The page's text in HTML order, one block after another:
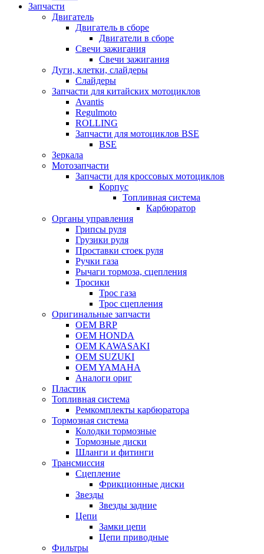
Запчасти
Двигатель
Двигатель в сборе
Двигатели в сборе
Свечи зажигания
Свечи зажигания
Дуги, клетки, слайдеры
Слайдеры
Запчасти для китайских мотоциклов
Avantis
Regulmoto
ROLLING
Запчасти для мотоциклов BSE
BSE
Зеркала
Мотозапчасти
Запчасти для кроссовых мотоциклов
Корпус
Топливная система
Карбюратор
Органы управления
Грипсы руля
Грузики руля
Проставки стоек руля
Ручки газа
Рычаги тормоза, сцепления
Тросики
Трос газа
Трос сцепления
Оригинальные запчасти
OEM BRP
OEM HONDA
OEM KAWASAKI
OEM SUZUKI
OEM YAMAHA
Аналоги ориг
Пластик
Топливная система
Ремкомплекты карбюратора
Тормозная система
Колодки тормозные
Тормозные диски
Шланги и фитинги
Трансмиссия
Cцепление
Фрикционные диски
Звезды
Звезды задние
Цепи
Замки цепи
Цепи приводные
Фильтры